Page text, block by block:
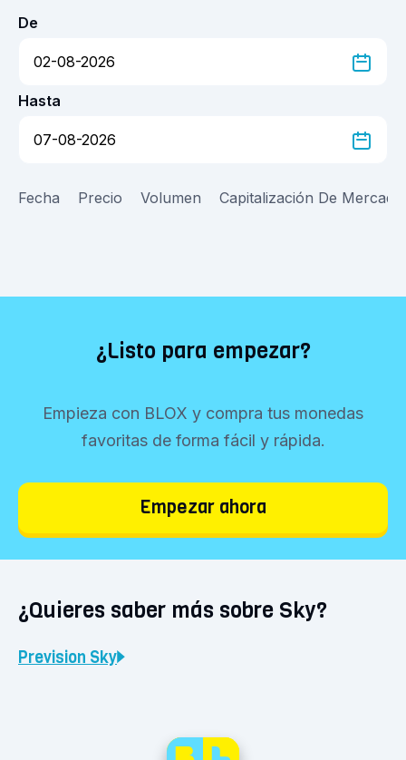
De
Hasta
Fecha Precio Volumen Capitalización De Mercado
¿Listo para empezar?
Empieza con BLOX y compra tus monedas
favoritas de forma fácil y rápida.
Empezar ahora
¿Quieres saber más sobre Sky?
Prevision Sky